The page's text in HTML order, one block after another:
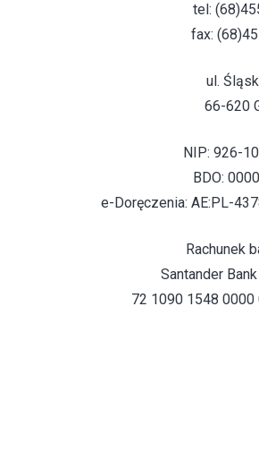
tel:
fax:
ul.
66-620
NIP: 926-
BDO:
e-Doręczenia: AE:PL-
Rachunek
Santander
72 1090 1548